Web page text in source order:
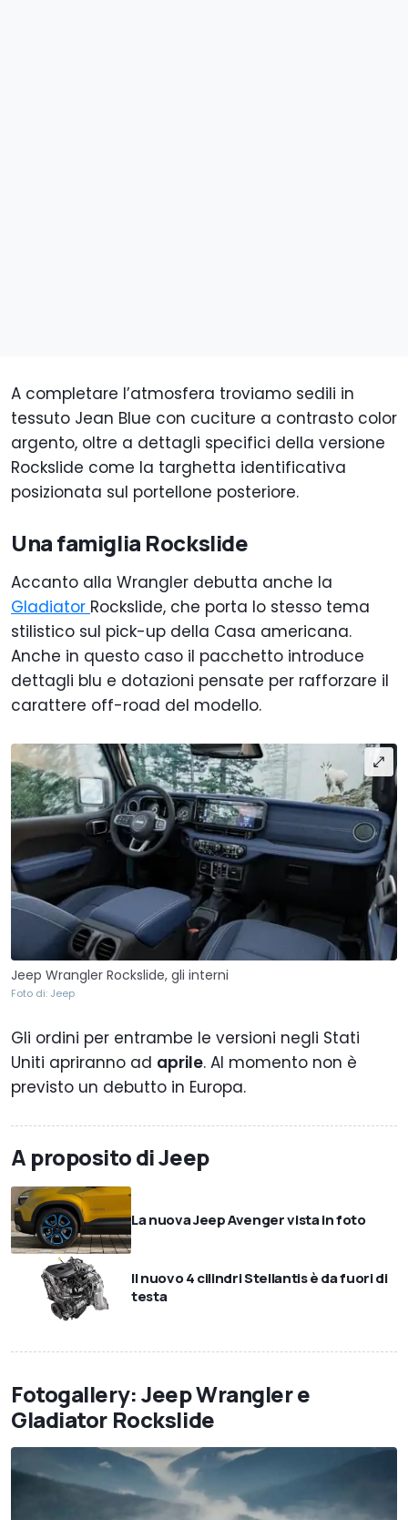
A completare l’atmosfera troviamo sedili in
tessuto Jean Blue con cuciture a contrasto color
argento, oltre a dettagli specifici della versione
Rockslide come la targhetta identificativa
posizionata sul portellone posteriore.
Una famiglia Rockslide
Accanto alla Wrangler debutta anche la
Gladiator Rockslide, che porta lo stesso tema
stilistico sul pick-up della Casa americana.
Anche in questo caso il pacchetto introduce
dettagli blu e dotazioni pensate per rafforzare il
carattere off-road del modello.
Jeep Wrangler Rockslide, gli interni
Foto di: Jeep
Gli ordini per entrambe le versioni negli Stati
Uniti apriranno ad aprile. Al momento non è
previsto un debutto in Europa.
A proposito di Jeep
La nuova Jeep Avenger vista in foto
Il nuovo 4 cilindri Stellantis è da fuori di
testa
Fotogallery: Jeep Wrangler e
Gladiator Rockslide